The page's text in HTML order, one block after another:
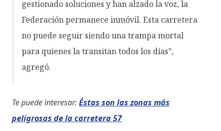
gestionado soluciones y han alzado la voz, la
Federación permanece inmóvil. Esta carretera
no puede seguir siendo una trampa mortal
para quienes la transitan todos los días”,
agregó.
Te puede interesar:Éstas son las zonas más
peligrosas de la carretera 57